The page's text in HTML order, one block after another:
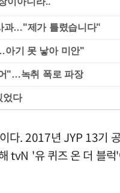
과…"제가 틀렸습니다"
아기 못 낳아 미안"
"…녹취 폭로 파장
었다
다. 2017년 JYP 13기
tvN '유 퀴즈 온 더 블